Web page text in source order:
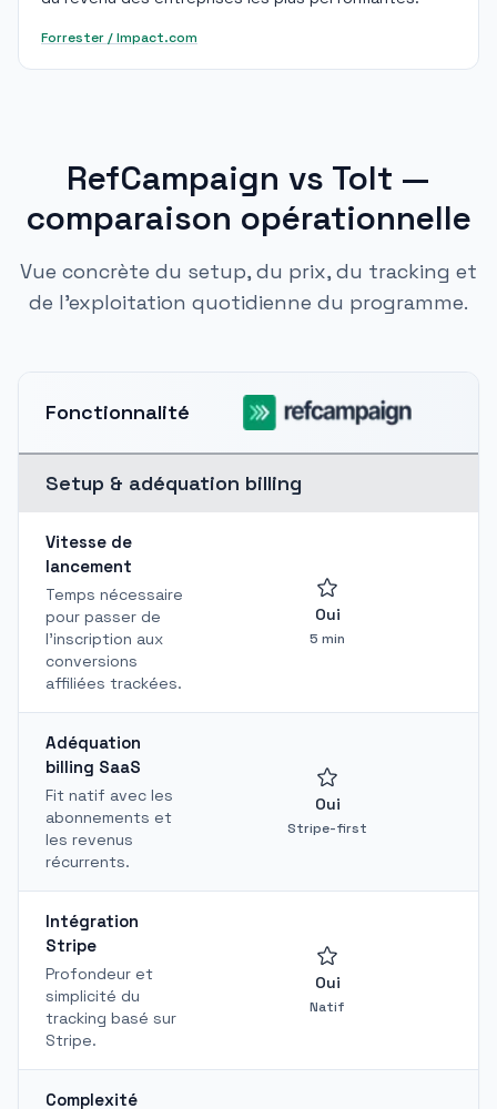
Forrester / Impact.com
RefCampaign vs Tolt —
comparaison opérationnelle
Vue concrète du setup, du prix, du tracking et
de l'exploitation quotidienne du programme.
Fonctionnalité
Setup & adéquation billing
Vitesse de
lancement
Temps nécessaire
pour passer de
l'inscription aux
conversions
affiliées trackées.
Oui
5 min
Adéquation
billing SaaS
Fit natif avec les
abonnements et
les revenus
récurrents.
Oui
Stripe-first
Intégration
Stripe
Profondeur et
simplicité du
tracking basé sur
Stripe.
Oui
Natif
Complexité